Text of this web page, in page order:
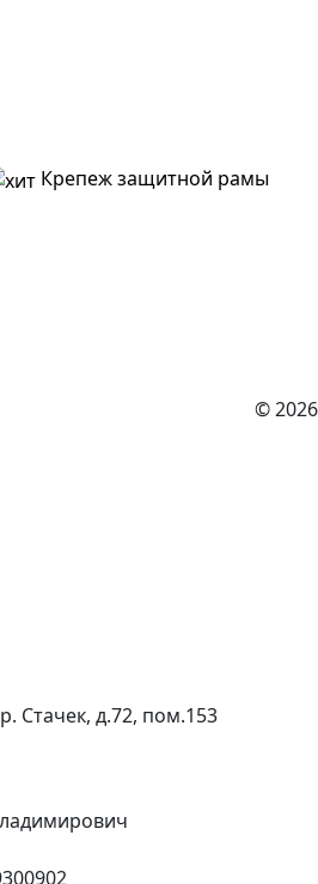
Крепеж защитной рамы
© 2026
Стачек, д.72, пом.153